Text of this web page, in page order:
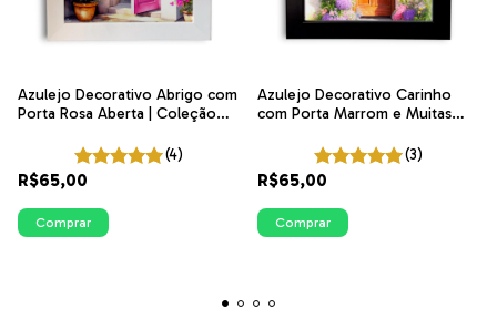
Azulejo Decorativo Abrigo com
Porta Rosa Aberta | Coleção
(4)
R$65,00
Comprar
Azulejo Decorativo Carinho
com Porta Marrom e Muitas
(3)
R$65,00
Comprar